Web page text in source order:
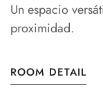
Un espacio
proximidad.
ROOM DETAIL